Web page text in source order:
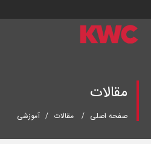
مقالات
صفحه اصلی مقالات آموزشی